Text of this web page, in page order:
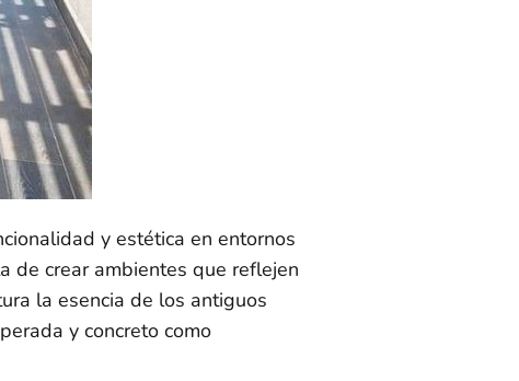
y estética en entornos
de crear ambientes que reflejen
la esencia de los antiguos
y concreto como